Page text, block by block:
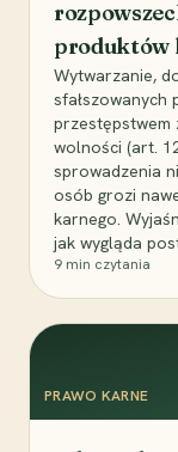
produktów
Wytwarzanie,
sfałszowanych
przestępstwem
wolności (art.
sprowadzenia
osób grozi
karnego.
jak wygląda
9 min czytania
PRAWO KARNE